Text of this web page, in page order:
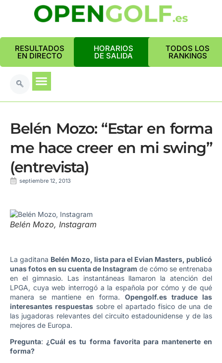
RESULTADOS
EN DIRECTO
HORARIOS
DE SALIDA
TODOS LOS
RANKINGS
Belén Mozo: “Estar en forma
me hace creer en mi swing”
(entrevista)
septiembre 12, 2013
Belén Mozo, Instagram
La gaditana Belén Mozo, lista para el Evian Masters, publicó
unas fotos en su cuenta de Instagram de cómo se entrenaba
en el gimnasio. Las instantáneas llamaron la atención del
LPGA, cuya web interrogó a la española por cómo y de qué
manera se mantiene en forma. Opengolf.es traduce las
interesantes respuestassobre el apartado físico de una de
las jugadoras relevantes del circuito estadounidense y de las
mejores de Europa.
Pregunta: ¿Cuál es tu forma favorita para mantenerte en
forma?